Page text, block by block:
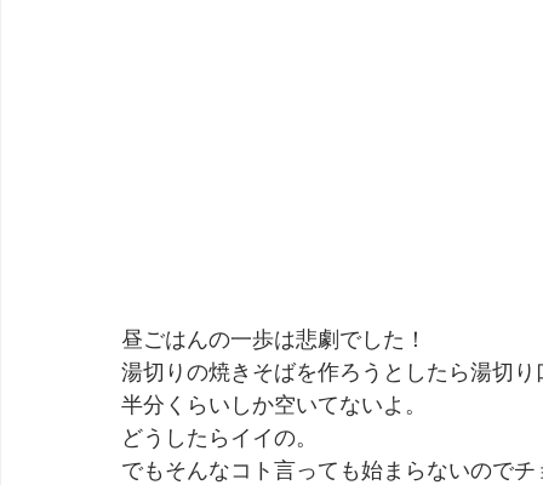
昼ごはんの一歩は悲劇でした！
湯切りの焼きそばを作ろうとしたら湯切
半分くらいしか空いてないよ。
どうしたらイイの。
でもそんなコト言っても始まらないので